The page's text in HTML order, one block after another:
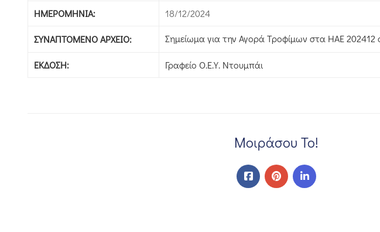
ΗΜΕΡΟΜΗΝΊΑ: 18/12/2024
ΣΥΝΑΠΤΌΜΕΝΟ ΑΡΧΕΊΟ: Σημείωμα για την Αγορά Τροφίμων στα ΗΑΕ 202412
ΈΚΔΟΣΗ: Γραφείο Ο.Ε.Υ. Ντουμπάι
Μοιράσου Το!